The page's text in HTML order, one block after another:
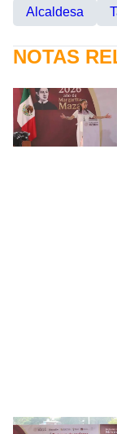
Alcaldesa
NOTAS